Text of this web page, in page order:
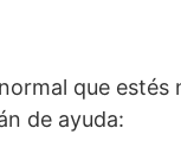
que estés
de ayuda: